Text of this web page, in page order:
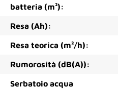
batteria (m²):
Resa (Ah):
Resa teorica (m²/h):
Rumorosità (dB(A)):
Serbatoio acqua